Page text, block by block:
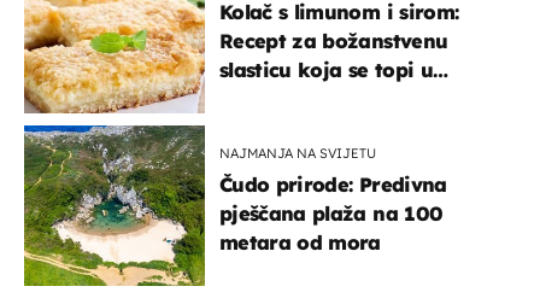
Kolač s limunom i sirom:
Recept za božanstvenu
slasticu koja se topi u
NAJMANJA NA SVIJETU
Čudo prirode: Predivna
pješčana plaža na 100
metara od mora